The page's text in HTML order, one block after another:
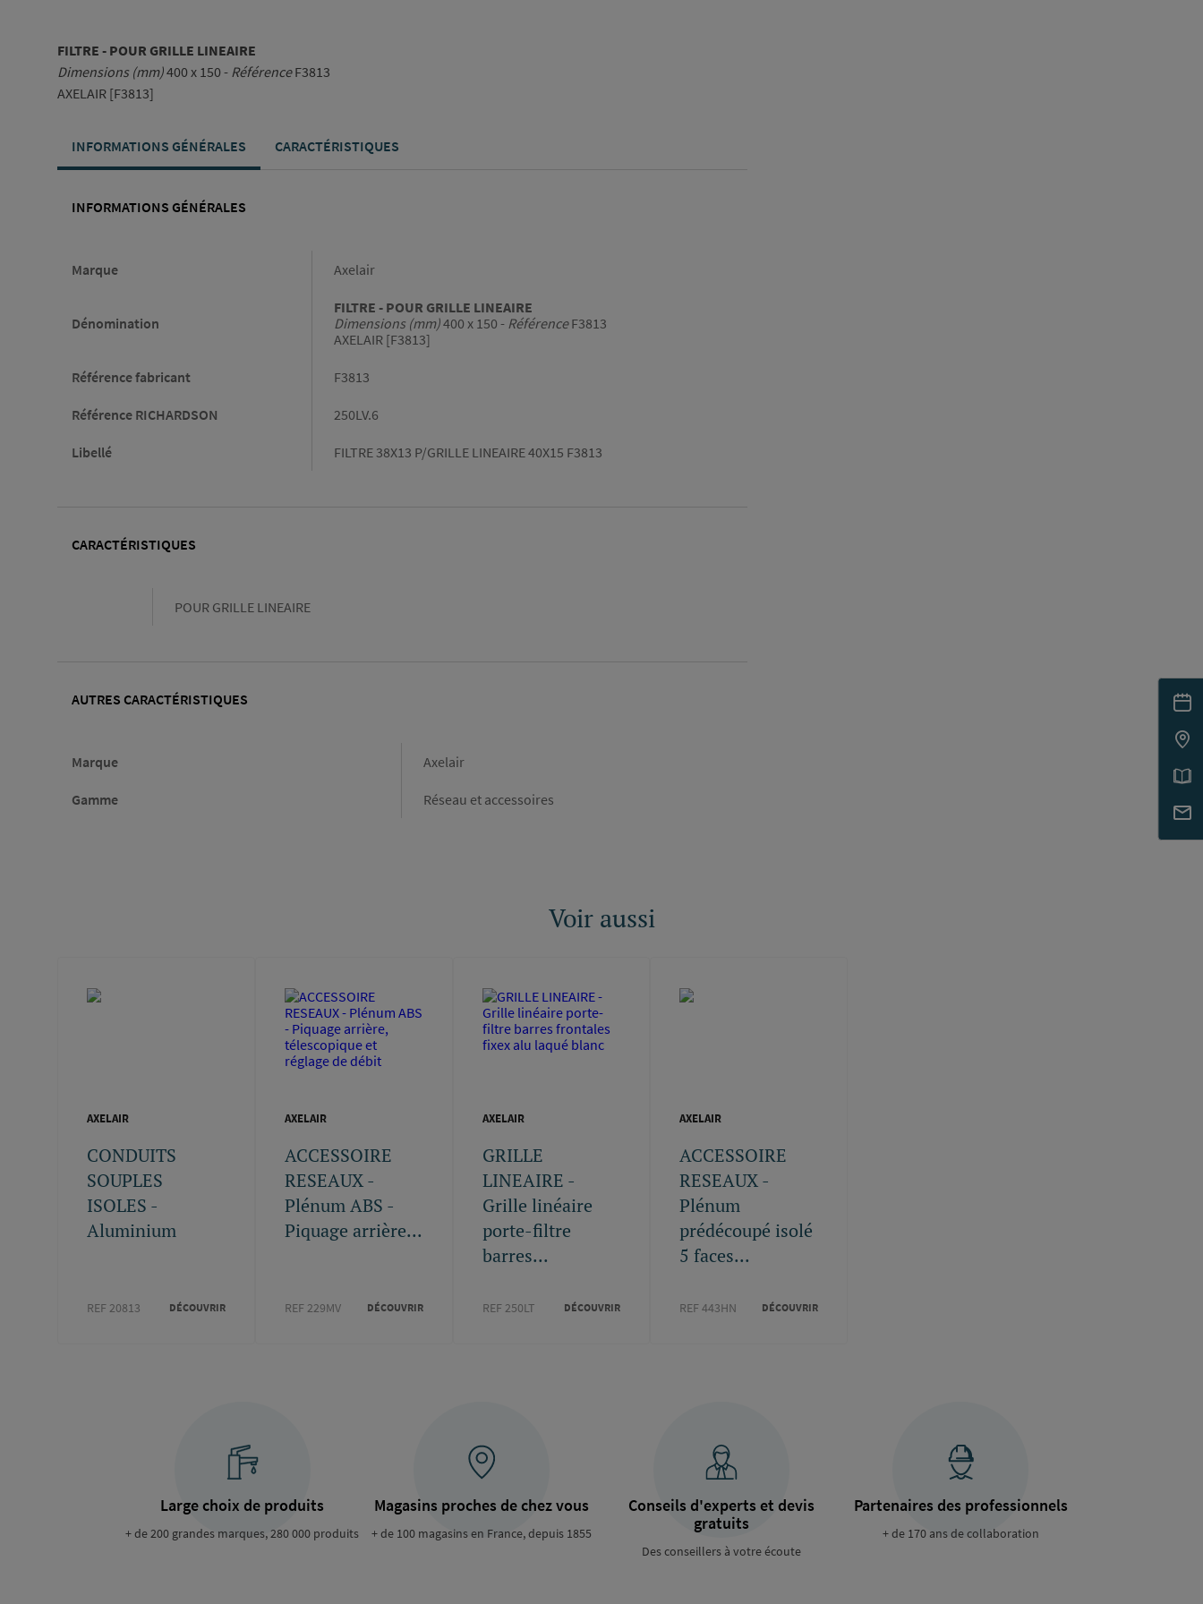
FILTRE - POUR GRILLE LINEAIRE
Dimensions (mm)400 x 150 - RéférenceF3813
AXELAIR [F3813]
INFORMATIONS GÉNÉRALES CARACTÉRISTIQUES
INFORMATIONS GÉNÉRALES
Marque Axelair
Dénomination
FILTRE - POUR GRILLE LINEAIRE
Dimensions (mm)400 x 150 - RéférenceF3813
AXELAIR [F3813]
Référence fabricant F3813
Référence RICHARDSON 250LV.6
Libellé FILTRE 38X13 P/GRILLE LINEAIRE 40X15 F3813
CARACTÉRISTIQUES
POUR GRILLE LINEAIRE
AUTRES CARACTÉRISTIQUES
Marque Marque
Axelair
Gamme Gamme
Réseau et accessoires
Voir aussi
AXELAIR
CONDUITS
SOUPLES
ISOLES -
Aluminium
REF 20813 DÉCOUVRIR
AXELAIR
ACCESSOIRE
RESEAUX -
Plénum ABS -
Piquage arrière...
REF 229MV DÉCOUVRIR
AXELAIR
GRILLE
LINEAIRE -
Grille linéaire
porte-filtre
barres...
REF 250LT DÉCOUVRIR
AXELAIR
ACCESSOIRE
RESEAUX -
Plénum
prédécoupé isolé
5 faces...
REF 443HN DÉCOUVRIR
Large choix de produits
+ de 200 grandes marques, 280 000 produits
Magasins proches de chez vous
+ de 100 magasins en France, depuis 1855
Conseils d'experts et devis
gratuits
Des conseillers à votre écoute
Partenaires des professionnels
+ de 170 ans de collaboration